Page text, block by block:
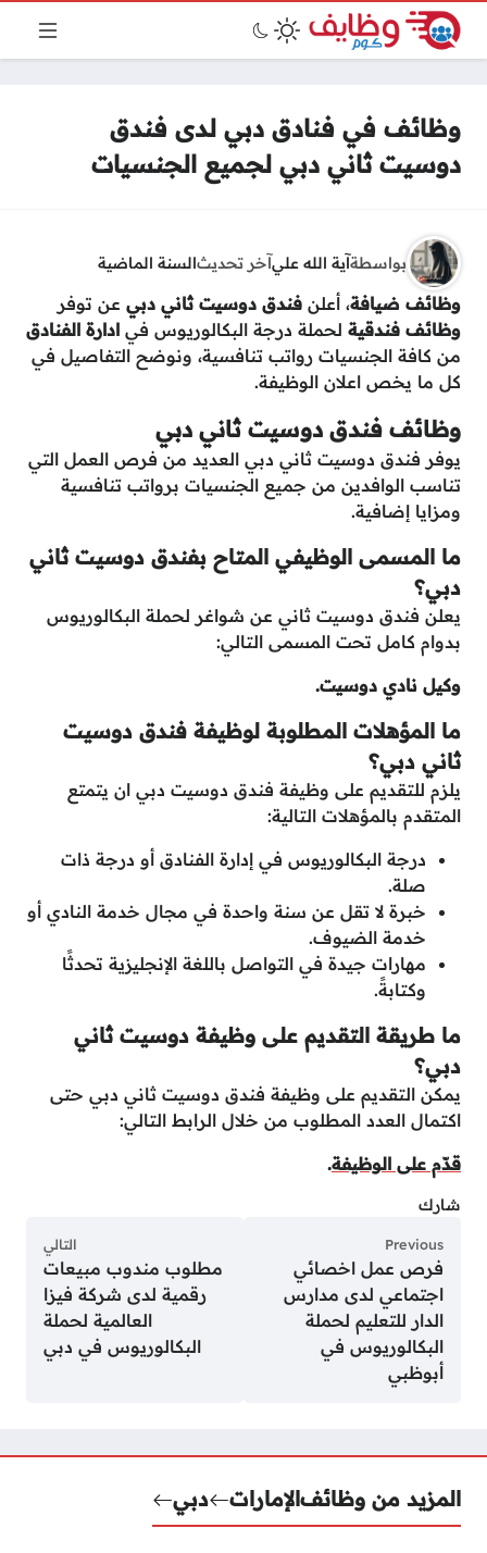
وظائف في فنادق دبي لدى فندق
دوسيت ثاني دبي لجميع الجنسيات
بواسطةآية الله عليآخر تحديثالسنة الماضية
وظائف ضيافة، أعلن فندق دوسيت ثاني دبي عن توفر
وظائف فندقية لحملة درجة البكالوريوس في ادارة الفنادق
من كافة الجنسيات رواتب تنافسية، ونوضح التفاصيل في
كل ما يخص اعلان الوظيفة.
وظائف فندق دوسيت ثاني دبي
يوفر فندق دوسيت ثاني دبي العديد من فرص العمل التي
تناسب الوافدين من جميع الجنسيات برواتب تنافسية
ومزايا إضافية.
ما المسمى الوظيفي المتاح بفندق دوسيت ثاني
دبي؟
يعلن فندق دوسيت ثاني عن شواغر لحملة البكالوريوس
بدوام كامل تحت المسمى التالي:
وكيل نادي دوسيت.
ما المؤهلات المطلوبة لوظيفة فندق دوسيت
ثاني دبي؟
يلزم للتقديم على وظيفة فندق دوسيت دبي ان يتمتع
المتقدم بالمؤهلات التالية:
درجة البكالوريوس في إدارة الفنادق أو درجة ذات
صلة.
خبرة لا تقل عن سنة واحدة في مجال خدمة النادي أو
خدمة الضيوف.
مهارات جيدة في التواصل باللغة الإنجليزية تحدثًا
وكتابةً.
ما طريقة التقديم على وظيفة دوسيت ثاني
دبي؟
يمكن التقديم على وظيفة فندق دوسيت ثاني دبي حتى
اكتمال العدد المطلوب من خلال الرابط التالي:
قدّم على الوظيفة.
شارك
Previous
فرص عمل اخصائي
اجتماعي لدى مدارس
الدار للتعليم لحملة
البكالوريوس في
أبوظبي
التالي
مطلوب مندوب مبيعات
رقمية لدى شركة فيزا
العالمية لحملة
البكالوريوس في دبي
المزيد من وظائفالإمارات دبي